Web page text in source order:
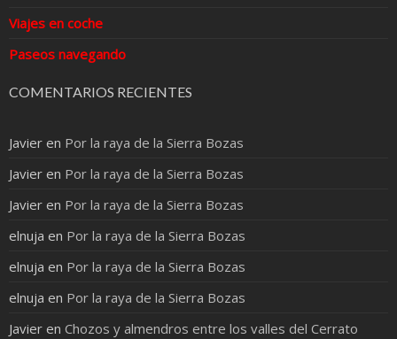
Viajes en coche
Paseos navegando
COMENTARIOS RECIENTES
Javier en Por la raya de la Sierra Bozas
Javier en Por la raya de la Sierra Bozas
Javier en Por la raya de la Sierra Bozas
elnuja en Por la raya de la Sierra Bozas
elnuja en Por la raya de la Sierra Bozas
elnuja en Por la raya de la Sierra Bozas
Javier en Chozos y almendros entre los valles del Cerrato